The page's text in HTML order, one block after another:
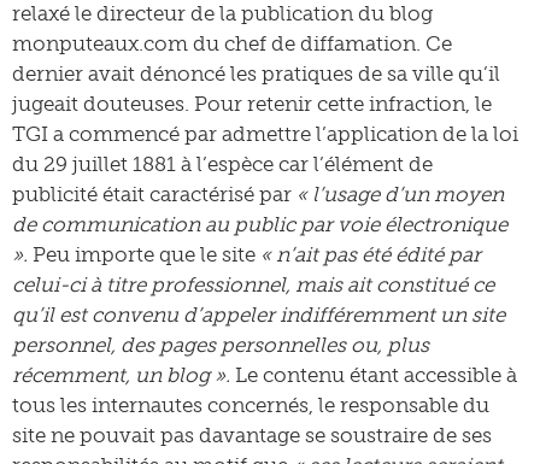
relaxé le directeur de la publication du blog
monputeaux.com du chef de diffamation. Ce
dernier avait dénoncé les pratiques de sa ville qu’il
jugeait douteuses. Pour retenir cette infraction, le
TGI a commencé par admettre l’application de la loi
du 29 juillet 1881 à l’espèce car l’élément de
publicité était caractérisé par « l’usage d’un moyen
de communication au public par voie électronique
». Peu importe que le site « n’ait pas été édité par
celui-ci à titre professionnel, mais ait constitué ce
qu’il est convenu d’appeler indifféremment un site
personnel, des pages personnelles ou, plus
récemment, un blog ». Le contenu étant accessible à
tous les internautes concernés, le responsable du
site ne pouvait pas davantage se soustraire de ses